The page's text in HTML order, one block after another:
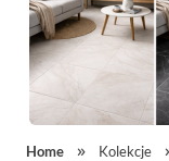
Home Kolekcje